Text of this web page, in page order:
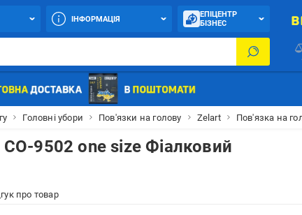
ІНФОРМАЦІЯ
ЕПІЦЕНТР
БІЗНЕС
Головні убори Пов'язки на голову Zelart Пов'язка на
9502 one size Фіалковий
про товар